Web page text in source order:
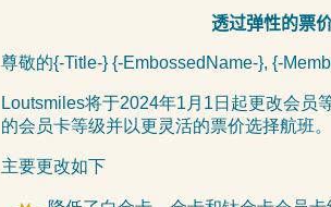
透过弹性的票
尊敬的{-Title-} {-EmbossedName-}, {-
Loutsmiles将于2024年1月1日起更改会员
的会员卡等级并以更灵活的票价选择航班。
主要更改如下